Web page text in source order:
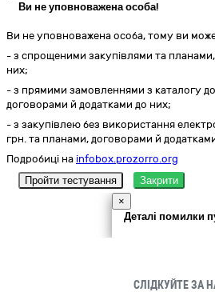
Ви не уповноважена особа!
Ви не уповноважена особа, тому ви
- з спрощеними закупівлями та
них;
- з прямими замовленнями з каталогу
договорами й додатками до них;
- з закупівлею без використання
грн. та планами, договорами й
Подробиці на infobox.prozorro.org
Пройти тестування
Закрити
×
Деталі помилки
СЛІДКУЙТЕ ЗА